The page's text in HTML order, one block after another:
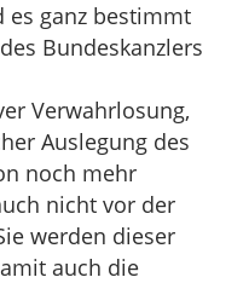
es ganz bestimmt
Bundeskanzlers
Verwahrlosung,
Auslegung des
noch mehr
nicht vor der
werden dieser
auch die